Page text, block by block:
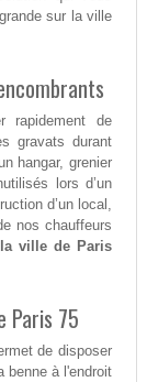
sur la ville
rapidement de
gravats durant
hangar, grenier
lors d’un
d’un local,
nos chauffeurs
ville de Paris
Paris 75
de disposer
benne à l'endroit